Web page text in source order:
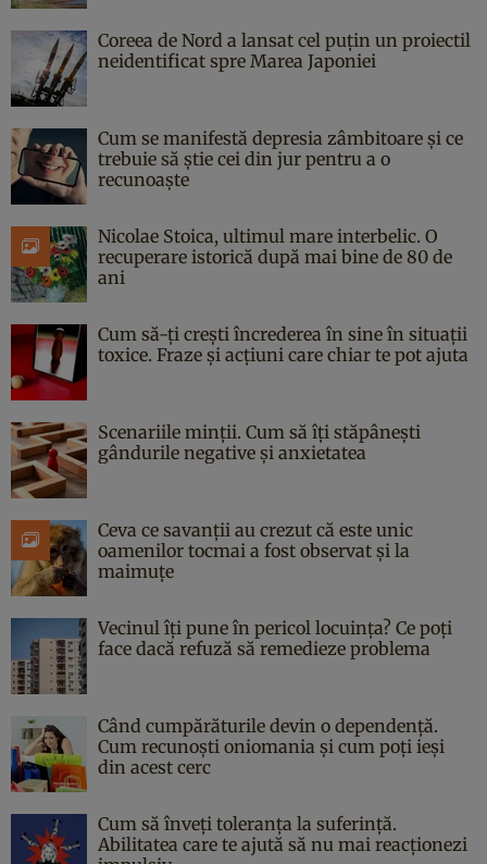
Coreea de Nord a lansat cel puțin un proiectil
neidentificat spre Marea Japoniei
Cum se manifestă depresia zâmbitoare și ce
trebuie să știe cei din jur pentru a o
recunoaște
Nicolae Stoica, ultimul mare interbelic. O
recuperare istorică după mai bine de 80 de
ani
Cum să-ți crești încrederea în sine în situații
toxice. Fraze și acțiuni care chiar te pot ajuta
Scenariile minții. Cum să îți stăpânești
gândurile negative și anxietatea
Ceva ce savanții au crezut că este unic
oamenilor tocmai a fost observat și la
maimuțe
Vecinul îți pune în pericol locuința? Ce poți
face dacă refuză să remedieze problema
Când cumpărăturile devin o dependență.
Cum recunoști oniomania și cum poți ieși
din acest cerc
Cum să înveți toleranța la suferință.
Abilitatea care te ajută să nu mai reacționezi